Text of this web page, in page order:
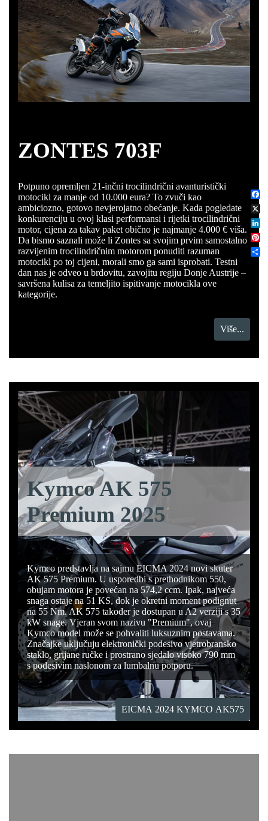
ZONTES 703F
Potpuno opremljen 21-inčni trocilindrični avanturistički
motocikl za manje od 10.000 eura? To zvuči kao
ambiciozno, gotovo nevjerojatno obećanje. Kada pogledate
konkurenciju u ovoj klasi performansi i rijetki trocilindrični
motor, cijena za takav paket obično je najmanje 4.000 € viša.
Da bismo saznali može li Zontes sa svojim prvim samostalno
razvijenim trocilindričnim motorom ponuditi razuman
motocikl po toj cijeni, morali smo ga sami isprobati. Testni
dan nas je odveo u brdovitu, zavojitu regiju Donje Austrije –
savršena kulisa za temeljito ispitivanje motocikla ove
kategorije.
Više...
Kymco AK 575
Premium 2025
Kymco predstavlja na sajmu EICMA 2024 novi skuter
AK 575 Premium. U usporedbi s prethodnikom 550,
obujam motora je povećan na 574,2 ccm. Ipak, najveća
snaga ostaje na 51 KS, dok je okretni moment podignut
na 55 Nm. AK 575 također je dostupan u A2 verziji s 35
kW snage. Vjeran svom nazivu "Premium", ovaj
Kymco model može se pohvaliti luksuznim postavama.
Značajke uključuju elektronički podesivo vjetrobransko
staklo, grijane ručke i prostrano sjedalo visoko 790 mm
s podesivim naslonom za lumbalnu potporu.
EICMA 2024 KYMCO AK575
X